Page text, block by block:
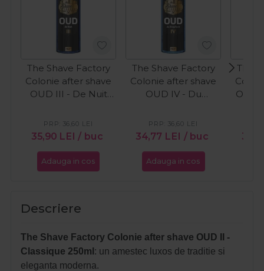
The Shave Factory
Colonie after shave
OUD III - De Nuit
35,90 LEI / buc
PRP: 36,60 LEI
Adauga in cos
The Shave Factory
Colonie after shave
OUD IV - Du
34,77 LEI / buc
PRP: 36,60 LEI
Adauga in cos
The
OUD
Descriere
The Shave Factory Colonie after shave OUD II -
Classique 250ml : un amestec luxos de traditie si
eleganta moderna.